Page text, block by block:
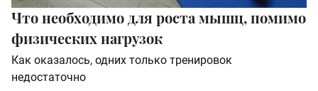
Что необходимо для роста мышц, помимо
физических нагрузок
Как оказалось, одних только тренировок
недостаточно